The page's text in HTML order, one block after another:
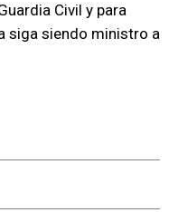
Civil y para
siga siendo ministro a